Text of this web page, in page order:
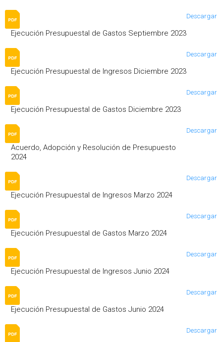
Ejecución Presupuestal de Gastos Septiembre 2023
Descargar
Ejecución Presupuestal de Ingresos Diciembre 2023
Descargar
Ejecución Presupuestal de Gastos Diciembre 2023
Descargar
Acuerdo, Adopción y Resolución de Presupuesto
2024
Descargar
Ejecución Presupuestal de Ingresos Marzo 2024
Descargar
Ejecución Presupuestal de Gastos Marzo 2024
Descargar
Ejecución Presupuestal de Ingresos Junio 2024
Descargar
Ejecución Presupuestal de Gastos Junio 2024
Descargar
Descargar